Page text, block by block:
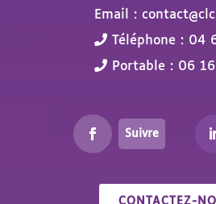
Email :
Téléphone : 04
Portable : 06
Suivre
CONTACTEZ-